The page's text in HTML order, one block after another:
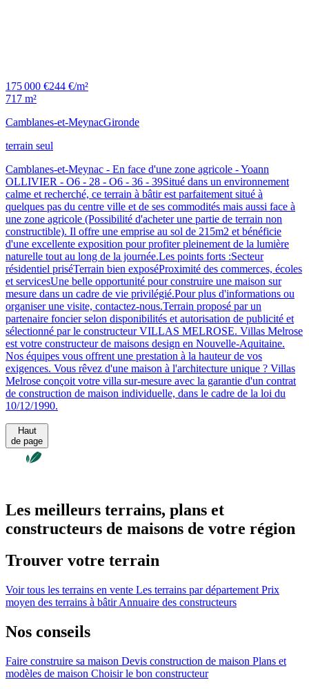
175 000 €244 €/m²
717 m²
Camblanes-et-MeynacGironde
terrain seul
Camblanes-et-Meynac - En face d'une zone agricole - Yoann
OLLIVIER - O6 - 28 - O6 - 36 - 39Situé dans un environnement
calme et recherché, ce terrain à bâtir est parfaitement situé à
quelques pas du centre ville et de ses commodités mais aussi face à
une zone agricole (Possibilité d'acheter une partie de terrain non
constructible). Il offre une emprise au sol de 215m2 et bénéficie
d'une excellente exposition pour profiter pleinement de la lumière
naturelle tout au long de la journée.Les points forts :Secteur
résidentiel priséTerrain bien exposéProximité des commerces, écoles
et servicesUne belle opportunité pour construire une maison sur
mesure dans un cadre de vie privilégié.Pour plus d'informations ou
organiser une visite, contactez-nous.Terrain proposé par un
partenaire foncier selon disponibilités et autorisation de publicité et
sélectionné par le constructeur VILLAS MELROSE. Villas Melrose
est votre constructeur de maisons design en Nouvelle-Aquitaine.
Nos équipes vous offrent une prestation à la hauteur de vos
exigences. Vous rêvez d'une maison à l'architecture unique ? Villas
Melrose conçoit votre villa sur-mesure avec la garantie d'un contrat
de construction de maison individuelle, dans le cadre de la loi du
10/12/1990.
Haut
de page
Les meilleurs terrains, plans et
constructeurs de maisons de votre région
Trouver votre terrain
Voir tous les terrains en vente Les terrains par département Prix
moyen des terrains à bâtirAnnuaire des constructeurs
Nos conseils
Faire construire sa maison Devis construction de maison Plans et
modèles de maison Choisir le bon constructeur